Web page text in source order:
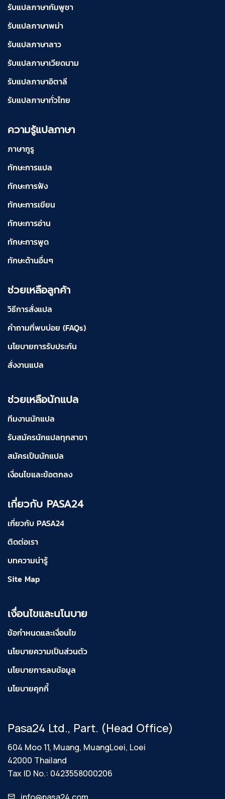
รับแปลภาษากัมพูชา
รับแปลภาษาพม่า
รับแปลภาษาลาว
รับแปลภาษาเวียดนาม
รับแปลภาษาอิตาลี
รับแปลภาษาทั่วไทย
ความรู้แปลภาษา
ภาษากูรู
ทักษะการแปล
ทักษะการฟัง
ทักษะการเขียน
ทักษะการอ่าน
ทักษะการพูด
ทักษะด้านอื่นๆ
ช่วยเหลือลูกค้า
วิธีการสั่งแปล
คำถามที่พบบ่อย (FAQs)
นโยบายการรับประกัน
สั่งงานแปล
ช่วยเหลือนักแปล
ทีมงานนักแปล
รับสมัครนักแปลทุกสาขา
สมัครเป็นนักแปล
เงื่อนไขและข้อตกลง
เกี่ยวกับ PASA24
เกี่ยวกับ PASA24
ติดต่อเรา
บทความน่ารู้
Site Map
เงื่อนไขและนโนบาย
ข้อกำหนดและเงื่อนไข
นโยบายความเป็นส่วนตัว
นโยบายการลบข้อมูล
นโยบายคุกกี้
Pasa24 Ltd., Part. (Head Office)
604 Moo 11, Muang, MuangLoei, Loei
42000 Thailand
Tax ID No.: 0423558000206